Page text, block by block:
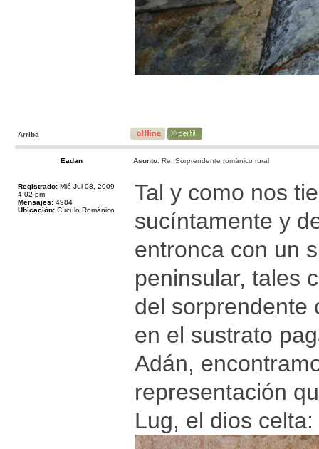
Arriba
Eadan Asunto: Re: Sorprendente románico rural
Registrado: Mié Jul 08, 2009
4:02 pm
Mensajes: 4984
Ubicación: Círculo Románico
Tal y como nos
sucíntamente y
entronca con un
peninsular, tales
del sorprendente
en el sustrato
Adán,
representación
Lug, el dios celta: